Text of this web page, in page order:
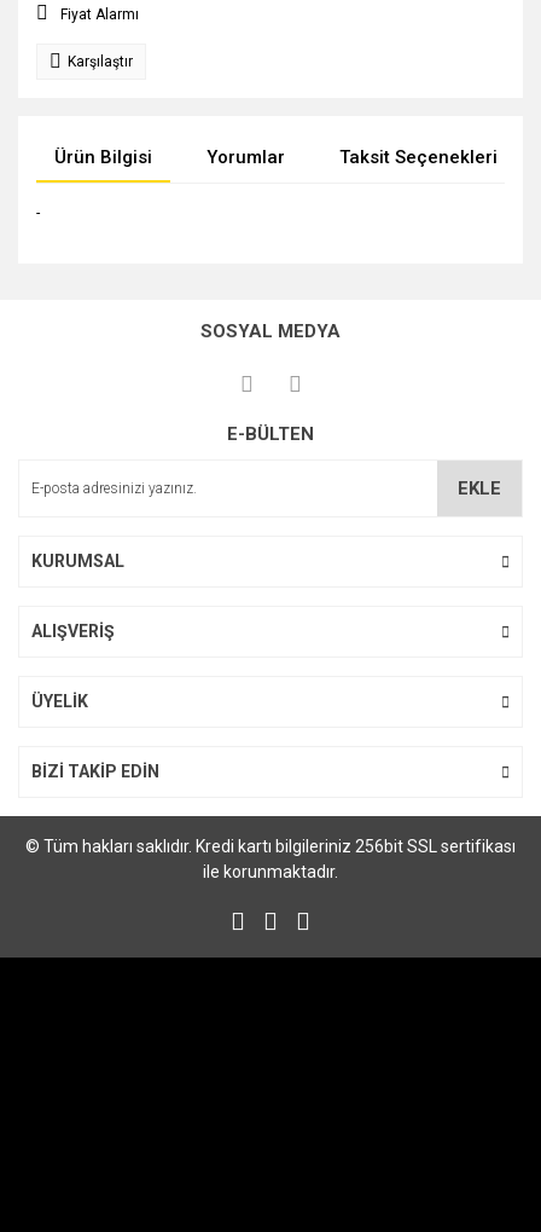
Fiyat Alarmı
Karşılaştır
Ürün Bilgisi Yorumlar Taksit Seçenekleri
-
kullanarak tarafımıza iletebilirsiniz.
Görüş ve önerileriniz için teşekkür ederiz.
Ürün açıklamasında eksik bilgiler bulunuyor.
SOSYAL MEDYA
E-BÜLTEN
EKLE
KURUMSAL
ALIŞVERİŞ
ÜYELİK
BİZİ TAKİP EDİN
© Tüm hakları saklıdır. Kredi kartı bilgileriniz 256bit SSL sertifikası
ile korunmaktadır.